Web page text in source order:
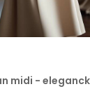
midi -